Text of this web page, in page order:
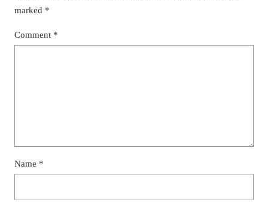
marked *
Comment *
Name *